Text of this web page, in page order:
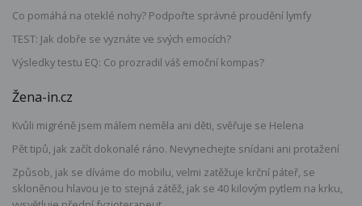
Co pomáhá na oteklé nohy? Podpořte správné proudění lymfy
TEST: Jak dobře se vyznáte ve svých emocích?
Výsledky testu EQ: Co prozradil váš emoční kompas?
Žena-in.cz
Kvůli migréně jsem málem neměla ani děti, svěřuje se Helena
Pět tipů, jak začít dokonalé ráno. Nevynechejte snídani ani protažení
Způsob, jak se díváme do mobilu, velmi zatěžuje krční páteř, se
skloněnou hlavou je to stejná zátěž, jak se 40 kilovým pytlem na krku,